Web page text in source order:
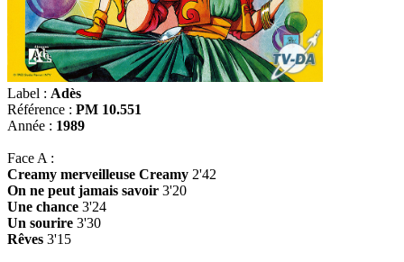
Label : Adès
Référence : PM 10.551
Année : 1989
Face A :
Creamy merveilleuse Creamy 2'42
On ne peut jamais savoir 3'20
Une chance 3'24
Un sourire 3'30
Rêves 3'15